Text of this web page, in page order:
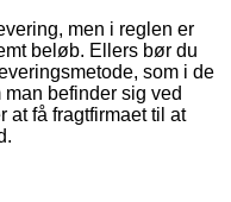
men i reglen er
beløb. Ellers bør du
som i de
befinder sig ved
at få fragtfirmaet til at